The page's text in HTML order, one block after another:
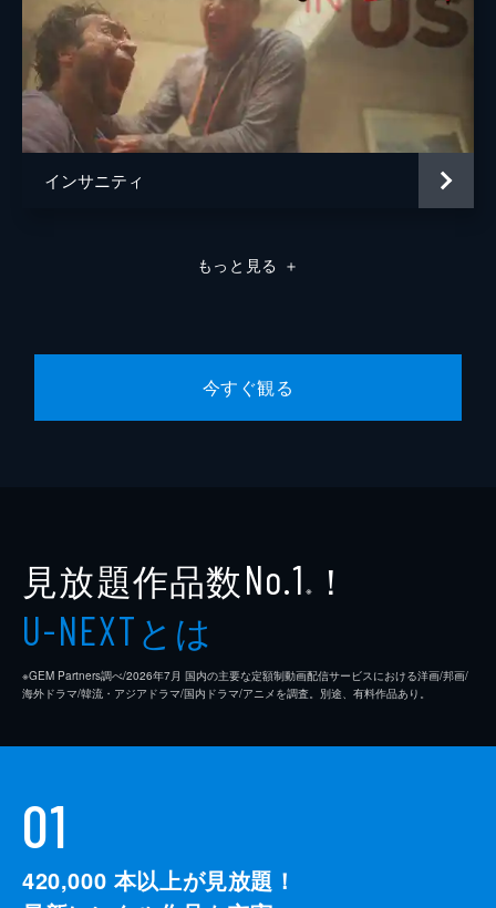
インサニティ
もっと見る ＋
今すぐ観る
見放題作品数No.1 ※ ！
U-NEXTとは
※GEM Partners調べ/2026年7⽉ 国内の主要な定額制動画配信サービスにおける洋画/邦画/
海外ドラマ/韓流・アジアドラマ/国内ドラマ/アニメを調査。別途、有料作品あり。
01
420,000 本以上が見放題！